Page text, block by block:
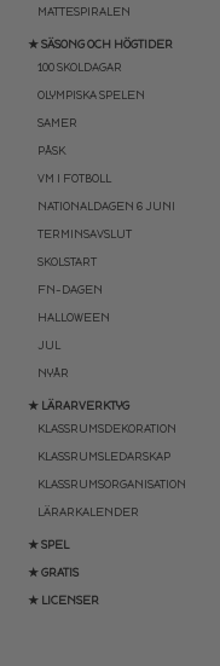
MATTESPIRALEN
★ SÄSONG OCH HÖGTIDER
100 SKOLDAGAR
OLYMPISKA SPELEN
SAMER
PÅSK
VM I FOTBOLL
NATIONALDAGEN 6 JUNI
TERMINSAVSLUT
SKOLSTART
FN-DAGEN
HALLOWEEN
JUL
NYÅR
★ LÄRARVERKTYG
KLASSRUMSDEKORATION
KLASSRUMSLEDARSKAP
KLASSRUMSORGANISATION
LÄRARKALENDER
★ SPEL
★ GRATIS
★ LICENSER